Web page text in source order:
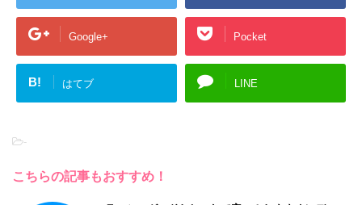
Google+ Pocket
B! はてブ LINE
-
こちらの記事もおすすめ！